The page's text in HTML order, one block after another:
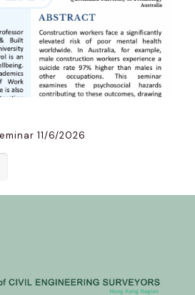
11/6/2026